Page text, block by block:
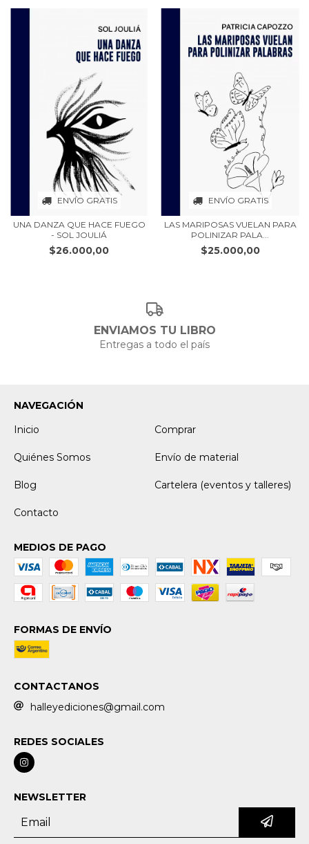
ENVÍO GRATIS
UNA DANZA QUE HACE FUEGO
- SOL JOULIÁ
$26.000,00
ENVÍO GRATIS
LAS MARIPOSAS VUELAN PARA
POLINIZAR PALA...
$25.000,00
ENVIAMOS TU LIBRO
Entregas a todo el país
NAVEGACIÓN
Inicio
Comprar
Quiénes Somos Envío de material
Blog Cartelera (eventos y talleres)
Contacto
MEDIOS DE PAGO
FORMAS DE ENVÍO
CONTACTANOS
halleyediciones@gmail.com
REDES SOCIALES
NEWSLETTER